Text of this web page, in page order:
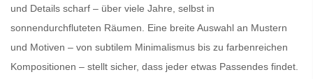
und Details scharf – über viele Jahre, selbst in
sonnendurchfluteten Räumen . Eine breite Auswahl an Mustern
und Motiven – von subtilem Minimalismus bis zu farbenreichen
Kompositionen – stellt sicher, dass jeder etwas Passendes findet.